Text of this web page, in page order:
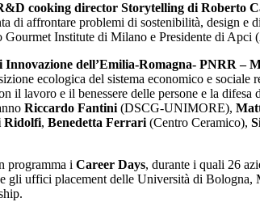
cooking director Storytelling di Roberto
di affrontare problemi di sostenibilità, design
Institute di Milano e Presidente di
dell’Emilia-Romagna- PNRR –
ecologica del sistema economico e
il lavoro e il benessere delle persone e la
Riccardo Fantini(DSCG-UNIMORE),
Ridolfi, Benedetta Ferrari(Centro Ceramico),
programma i Career Days, durante i quali 26
gli uffici placement delle Università di